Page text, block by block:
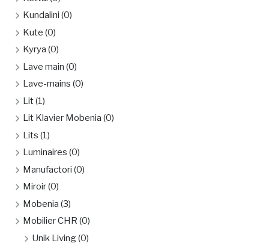
Kundalini (0)
Kute (0)
Kyrya (0)
Lave main (0)
Lave-mains (0)
Lit(1)
Lit Klavier Mobenia (0)
Lits (1)
Luminaires (0)
Manufactori (0)
Miroir(0)
Mobenia (3)
Mobilier CHR (0)
Unik Living(0)